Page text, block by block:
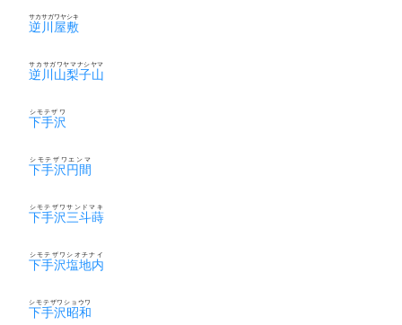
逆川屋敷
サカサガワヤシキ
逆川山梨子山
サカサガワヤマナシヤマ
下手沢
シモテザワ
下手沢円間
シモテザワエンマ
下手沢三斗蒔
シモテザワサンドマキ
下手沢塩地内
シモテザワシオチナイ
下手沢昭和
シモテザワショウワ